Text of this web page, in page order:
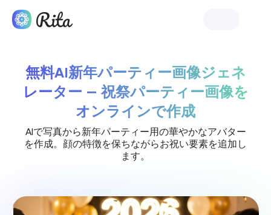
無料AI新年パーティー画像ジェネ
レーター — 祝祭パーティー画像を
オンラインで作成
AIで写真から新年パーティー用の華やかなアバター
を作成。顔の特徴を保ちながらお祝い要素を追加し
ます。